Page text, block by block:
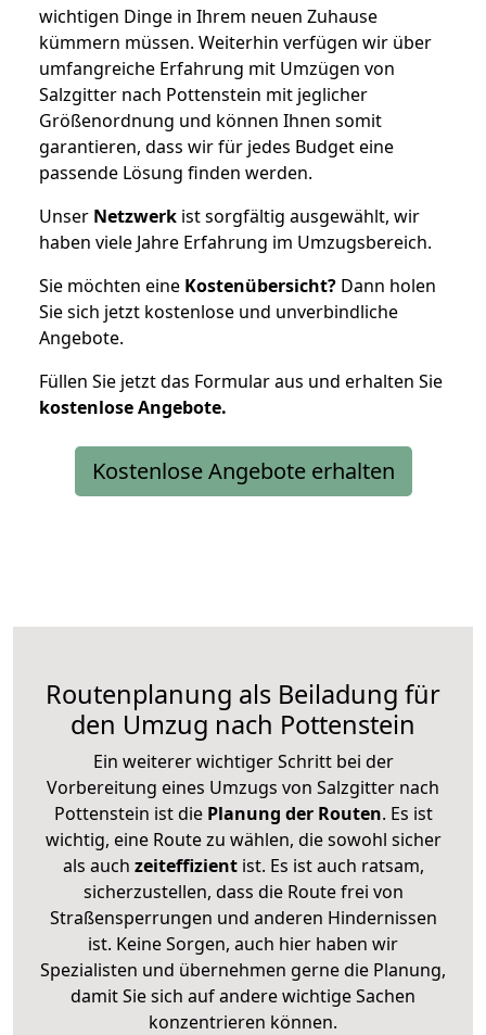
wichtigen Dinge in Ihrem neuen Zuhause
kümmern müssen. Weiterhin verfügen wir über
umfangreiche Erfahrung mit Umzügen von
Salzgitter nach Pottenstein mit jeglicher
Größenordnung und können Ihnen somit
garantieren, dass wir für jedes Budget eine
passende Lösung finden werden.
Unser Netzwerk ist sorgfältig ausgewählt, wir
haben viele Jahre Erfahrung im Umzugsbereich.
Sie möchten eine Kostenübersicht? Dann holen
Sie sich jetzt kostenlose und unverbindliche
Angebote.
Füllen Sie jetzt das Formular aus und erhalten Sie
kostenloseAngebote.
Kostenlose Angebote erhalten
Routenplanung als Beiladung für
den Umzug nach Pottenstein
Ein weiterer wichtiger Schritt bei der
Vorbereitung eines Umzugs von Salzgitter nach
Pottenstein ist diePlanung der Routen. Es ist
wichtig, eine Route zu wählen, die sowohl sicher
als auch zeiteffizientist. Es ist auch ratsam,
sicherzustellen, dass die Route frei von
Straßensperrungen und anderen Hindernissen
ist. Keine Sorgen, auch hier haben wir
Spezialisten und übernehmen gerne die Planung,
damit Sie sich auf andere wichtige Sachen
konzentrieren können.